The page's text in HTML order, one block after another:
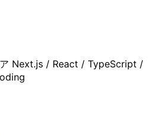
Next.js / React / TypeScript /